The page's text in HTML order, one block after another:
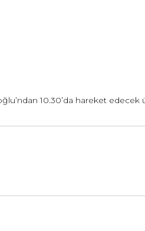
10.30’da hareket edecek